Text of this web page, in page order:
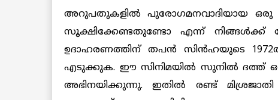
അറുപതുകളില്‍ പുരോഗമനവാദിയായ ഒരു
സൂക്ഷിക്കേണ്ടതുണ്ടോ എന്ന് നിങ്ങള്‍ക്ക്
ഉദാഹരണത്തിന് തപന്‍ സിന്‍ഹയുടെ 1972ല്‍
എടുക്കുക. ഈ സിനിമയില്‍ സുനില്‍ ദത്ത്
അഭിനയിക്കുന്നു. ഇതില്‍ രണ്ട്